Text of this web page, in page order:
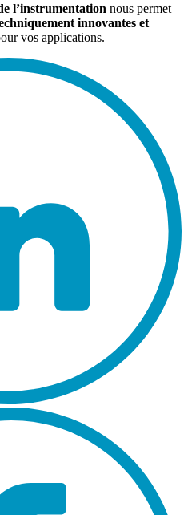
l’instrumentation nous permet
innovantes et
vos applications.